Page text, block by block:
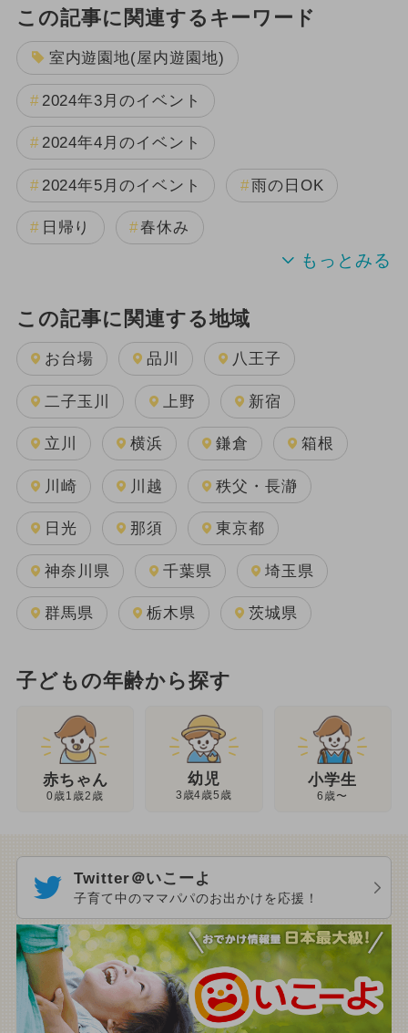
この記事に関連するキーワード
室内遊園地(屋内遊園地)
2024年3月のイベント
2024年4月のイベント
2024年5月のイベント 雨の日OK
日帰り 春休み
この記事に関連する地域
お台場 品川 八王子
二子玉川 上野 新宿
立川 横浜 鎌倉 箱根
川崎 川越 秩父・長瀞
日光 那須 東京都
神奈川県 千葉県 埼玉県
群馬県 栃木県 茨城県
子どもの年齢から探す
赤ちゃん
0歳1歳2歳
幼児
3歳4歳5歳
小学生
6歳〜
Twitter＠いこーよ
子育て中のママパパのお出かけを応援！